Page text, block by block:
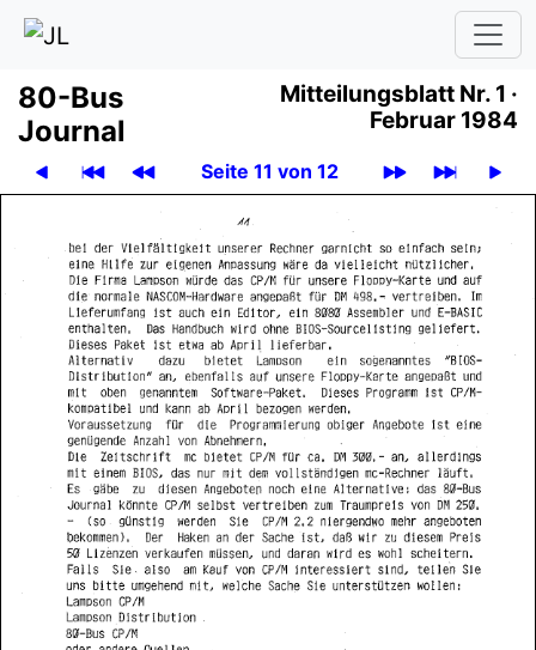
80-Bus
Journal
Mit­tei­lungs­blatt Nr. 1 ·
Februar 1984
Seite 11 von 12